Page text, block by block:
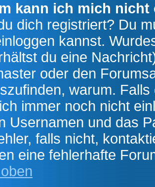
kann ich mich nicht
dich registriert? Du
kannst.
du eine
oder den
warum.
immer noch nicht
Usernamen und das
falls nicht,
eine fehlerhafte